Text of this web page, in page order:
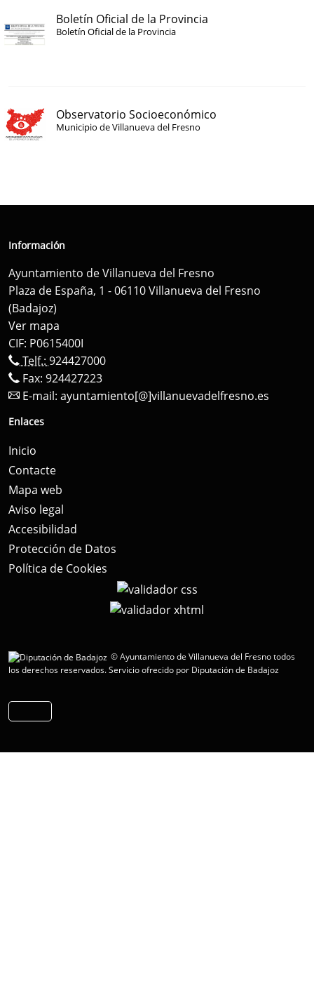
Boletín Oficial de la Provincia
Boletín Oficial de la Provincia
Observatorio Socioeconómico
Municipio de Villanueva del Fresno
Información
Ayuntamiento de Villanueva del Fresno
Plaza de España, 1 - 06110 Villanueva del Fresno
(Badajoz)
Ver mapa
CIF: P0615400I
Telf.: 924427000
Fax: 924427223
E-mail: ayuntamiento[@]villanuevadelfresno.es
Enlaces
Inicio
Contacte
Mapa web
Aviso legal
Accesibilidad
Protección de Datos
Política de Cookies
© Ayuntamiento de Villanueva del Fresno todos
los derechos reservados.Servicio ofrecido por Diputación de Badajoz